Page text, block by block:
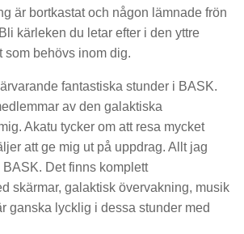
är bortkastat och någon lämnade frön
kärleken du letar efter i den yttre
som behövs inom dig.
fantastiska stunder i BASK.
av den galaktiska
Akatu tycker om att resa mycket
att ge mig ut på uppdrag. Allt jag
Det finns komplett
skärmar, galaktisk övervakning, musik
ganska lycklig i dessa stunder med